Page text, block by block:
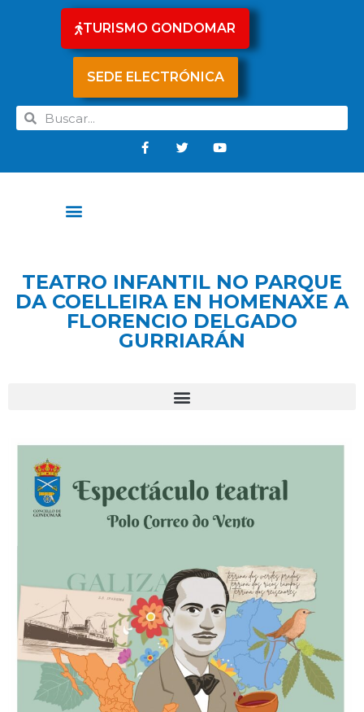
TURISMO GONDOMAR
SEDE ELECTRÓNICA
TEATRO INFANTIL NO PARQUE
DA COELLEIRA EN HOMENAXE A
FLORENCIO DELGADO
GURRIARÁN